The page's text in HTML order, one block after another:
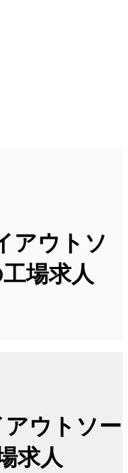
アウトソ
場求人
ウトソー
求人